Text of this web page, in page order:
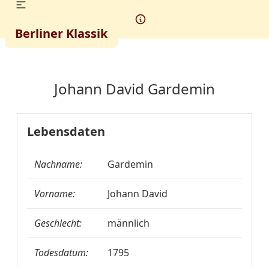
Berliner Klassik
Johann David Gardemin
Lebensdaten
Nachname: Gardemin
Vorname: Johann David
Geschlecht: männlich
Todesdatum: 1795